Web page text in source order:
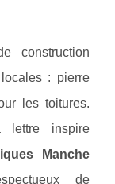
construction
: pierre
les toitures.
lettre inspire
Manche
de